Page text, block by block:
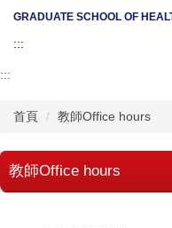
區
GRADUATE SCHOOL OF
:::
:::
首頁 教師Office hours
教師Office hours